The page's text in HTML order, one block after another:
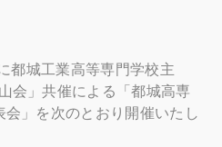
都城工業高等専門学校主
会」共催による「都城高専
」を次のとおり開催いたし
力費のお願い
金へ寄付のお願い
深山会本部活動
動報告